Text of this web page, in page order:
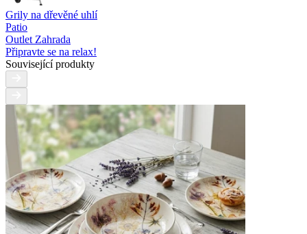
Grily na dřevěné uhlí
Patio
Outlet Zahrada
Připravte se na relax!
Související produkty